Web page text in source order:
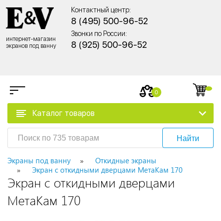
интернет-магазин
экранов под ванну
Контактный центр:
8 (495) 500-96-52
Звонки по России:
8 (925) 500-96-52
0
Каталог товаров
Найти
Экраны под ванну
Откидные экраны
Экран с откидными дверцами МетаКам 170
Экран с откидными дверцами
МетаКам 170